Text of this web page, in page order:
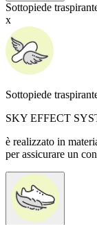
Sottopiede
x
Sottopiede
SKY EFFECT
è realizzato in
per assicurare un